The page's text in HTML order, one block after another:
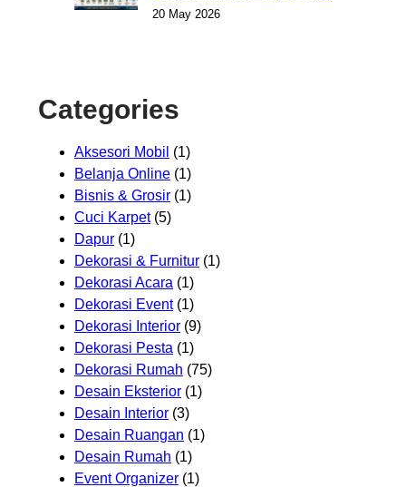
20 May 2026
Categories
Aksesori Mobil (1)
Belanja Online (1)
Bisnis & Grosir (1)
Cuci Karpet(5)
Dapur (1)
Dekorasi & Furnitur (1)
Dekorasi Acara (1)
Dekorasi Event(1)
Dekorasi Interior (9)
Dekorasi Pesta (1)
Dekorasi Rumah (75)
Desain Eksterior (1)
Desain Interior (3)
Desain Ruangan (1)
Desain Rumah (1)
Event Organizer (1)